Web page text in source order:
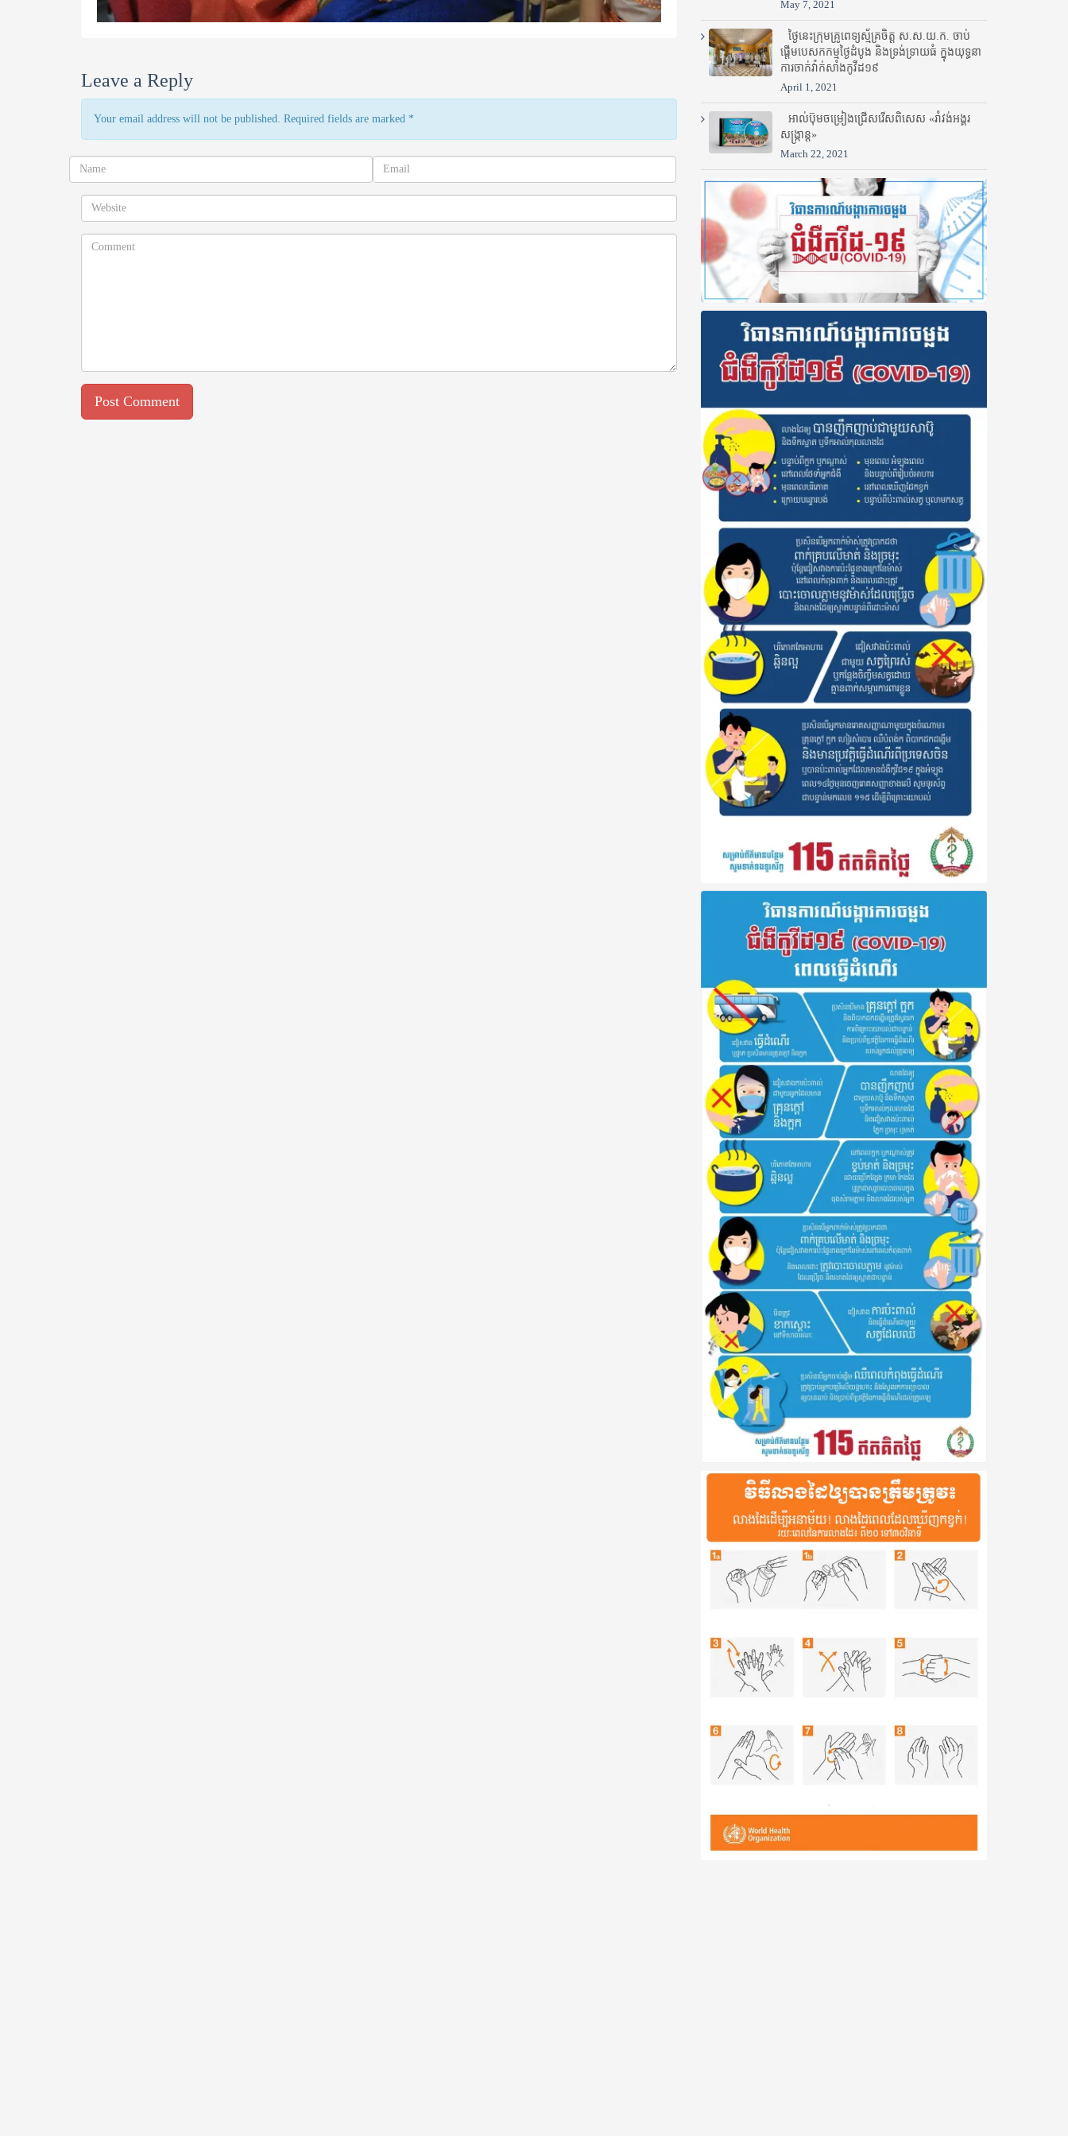
Leave a Reply
Your email address will not be published. Required fields are marked *
May 7, 2021
ថ្ងៃនេះក្រុមគ្រូពេទ្យស្ម័គ្រចិត្ត ស.ស.យ.ក. ចាប់
ផ្តើមបេសកកម្មថ្ងៃដំបូង និងទ្រង់ទ្រាយធំ ក្នុងយុទ្ធនា
ការចាក់វ៉ាក់សាំងកូវីដ១៩
April 1, 2021
អាល់ប៊ុមចម្រៀងជ្រើសរើសពិសេស «រាំវង់អង្គរ
សង្ក្រាន្ត»
March 22, 2021